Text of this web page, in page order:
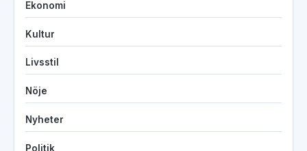
Ekonomi
Kultur
Livsstil
Nöje
Nyheter
Politik